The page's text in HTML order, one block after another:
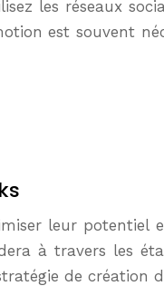
les réseaux
est souvent
leur potentiel
à travers les
de création